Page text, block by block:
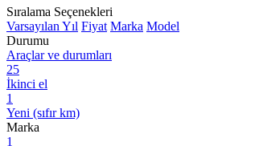
Sıralama Seçenekleri
Varsayılan Yıl Fiyat Marka Model
Durumu
Araçlar ve durumları
25
İkinci el
1
Yeni (sıfır km)
Marka
1